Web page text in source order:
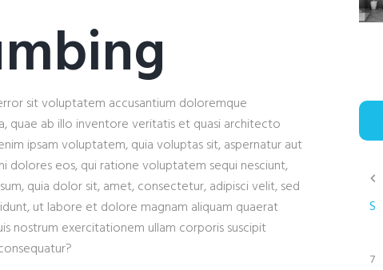
sit voluptatem accusantium doloremque
quae ab illo inventore veritatis et quasi architecto
ipsam voluptatem, quia voluptas sit, aspernatur aut
dolores eos, qui ratione voluptatem sequi nesciunt,
quia dolor sit, amet, consectetur, adipisci velit, sed
ut labore et dolore magnam aliquam quaerat
nostrum exercitationem ullam corporis suscipit
S
7